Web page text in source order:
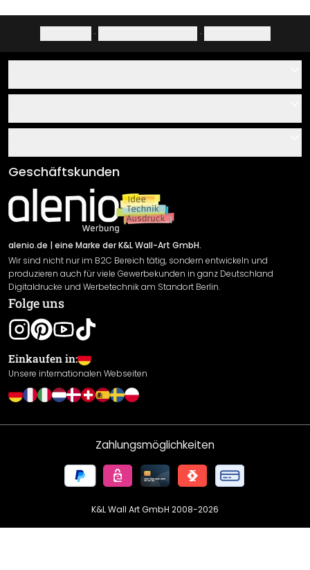
· ·
Über uns
Klebe- und Montageanleitungen
Newsletter An-/Abmeldung
Sendungsverfolgung
AGB
Impressum
Versand & Zahlung
Rücksendung
Widerrufsrecht
Datenschutzerklärung
Gewährleistung
Leistungserklärung / CE-Zeichen
Cookie Einstellungen
Geschäftskunden
alenio.de | eine Marke der K&L Wall-Art GmbH.
Wir sind nicht nur im B2C Bereich tätig, sondern entwickeln und
produzieren auch für viele Gewerbekunden in ganz Deutschland
Digitaldrucke und Werbetechnik am Standort Berlin.
Folge uns
Einkaufen in:
Unsere internationalen Webseiten
Zahlungsmöglichkeiten
K&L Wall Art GmbH 2008-2026